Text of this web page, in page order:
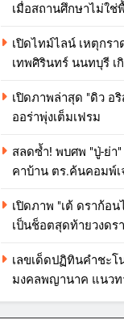
เมื่อสถานศึกษาไม่ใ
เปิดไทม์ไลน์ เหตุกรา
เทพศิรินทร์ นนทบุรี เ
เปิดภาพล่าสุด "ดิว อ
ออร่าพุ่งเต็มเฟรม
สลดซ้ำ! พบศพ "ปู่-ย่า"
คาบ้าน ตร.ค้นคอมพ์
เปิดภาพ "เต้ ดราก้อ
เป็นช็อตสุดท้ายวงดร
เลขเด็ดปฏิทินคำชะโ
มงคลพญานาค แนวท